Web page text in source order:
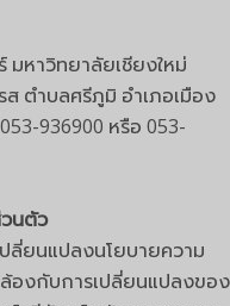
หาวิทยาลัยเชียงใหม่
ตำบลศรีภูมิ อำเภอเมือง
936900 หรือ 053-
นตัว
ลี่ยนแปลงนโยบายความ
องกับการเปลี่ยนแปลงของ